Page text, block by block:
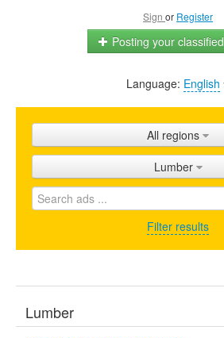
Sign or Register
Posting your classified
Home
Shops
Promotion
FAQ
Language: English
All regions
Lumber
Filter results
Lumber